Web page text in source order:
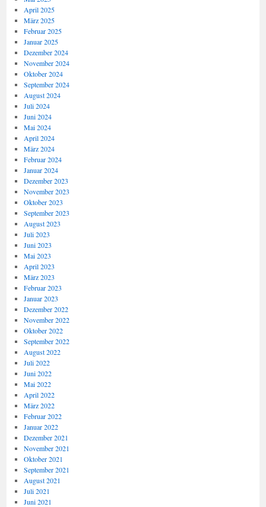
April 2025
März 2025
Februar 2025
Januar 2025
Dezember 2024
November 2024
Oktober 2024
September 2024
August 2024
Juli 2024
Juni 2024
Mai 2024
April 2024
März 2024
Februar 2024
Januar 2024
Dezember 2023
November 2023
Oktober 2023
September 2023
August 2023
Juli 2023
Juni 2023
Mai 2023
April 2023
März 2023
Februar 2023
Januar 2023
Dezember 2022
November 2022
Oktober 2022
September 2022
August 2022
Juli 2022
Juni 2022
Mai 2022
April 2022
März 2022
Februar 2022
Januar 2022
Dezember 2021
November 2021
Oktober 2021
September 2021
August 2021
Juli 2021
Juni 2021